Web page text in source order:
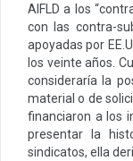
AIFLD a los
con las contra-
apoyadas por
los veinte años.
consideraría la
material o de
financiaron a los
presentar la
sindicatos, ella